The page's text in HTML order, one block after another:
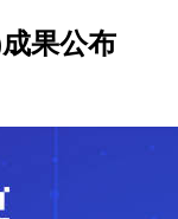
果公布